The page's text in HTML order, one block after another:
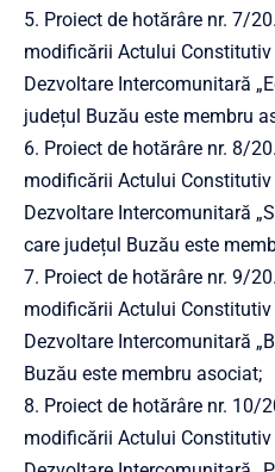
5. Proiect de hotărâre nr. 7/
modificării Actului
Dezvoltare Intercomunitară
județul Buzău este membru
6. Proiect de hotărâre nr. 8/
modificării Actului
Dezvoltare Intercomunitară
care județul Buzău este
7. Proiect de hotărâre nr. 9/
modificării Actului
Dezvoltare Intercomunitară
Buzău este membru asociat;
8. Proiect de hotărâre nr. 10/
modificării Actului